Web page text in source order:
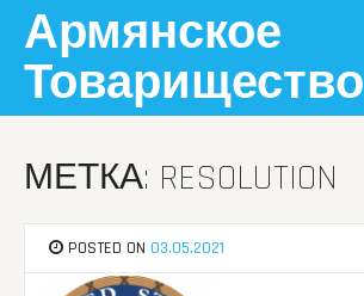
content
Армянское
Товарищество
МЕТКА: RESOLUTION
POSTED ON 03.05.2021